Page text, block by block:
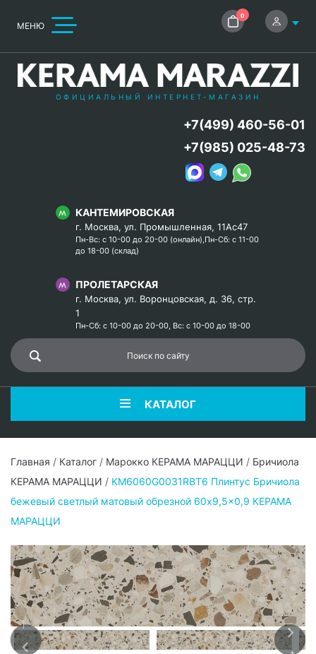
МЕНЮ
0
ОФИЦИАЛЬНЫЙ ИНТЕРНЕТ-МАГАЗИН
КАНТЕМИРОВСКАЯ
г. Москва, ул. Промышленная, 11Ас47
Пн-Вс: с 10-00 до 20-00 (онлайн),Пн-Сб: с 11-00
до 18-00 (склад)
ПРОЛЕТАРСКАЯ
г. Москва, ул. Воронцовская, д. 36, стр.
1
Пн-Сб: с 10-00 до 20-00, Вс: с 10-00 до 18-00
+7(499) 460-56-01
+7(985) 025-48-73
КАТАЛОГ
Главная / Каталог / Марокко КЕРАМА МАРАЦЦИ / Бричиола
КЕРАМА МАРАЦЦИ / KM6060G0031RBT6 Плинтус Бричиола
бежевый светлый матовый обрезной 60x9,5x0,9 КЕРАМА
МАРАЦЦИ